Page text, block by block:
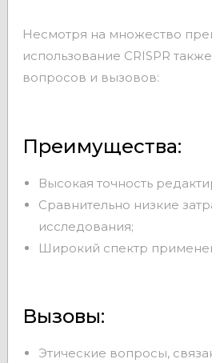
Несмотря на множество
использование CRISPR
вопросов и вызовов:
Преимущества:
Высокая точность
Сравнительно низкие
исследования;
Широкий спектр
Вызовы:
Этические вопросы,